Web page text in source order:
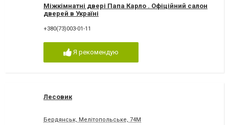
Міжкімнатні двері Папа Карло . Офіційний салон
дверей в Україні
+380(73)003-01-11
Я рекомендую
Лесовик
Бердянськ, Мелітопольське, 74М